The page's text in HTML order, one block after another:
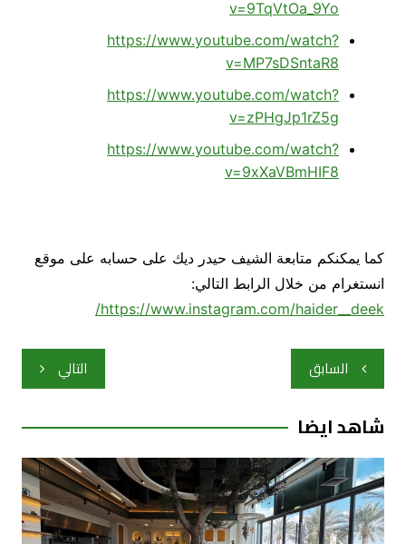
v=9TqVtOa_9Yo
https://www.youtube.com/watch?
v=MP7sDSntaR8
https://www.youtube.com/watch?
v=zPHgJp1rZ5g
https://www.youtube.com/watch?
v=9xXaVBmHIF8
كما يمكنكم متابعة الشيف حيدر ديك على حسابه على موقع
انستغرام من خلال الرابط التالي:
https://www.instagram.com/haider__deek/
تصفّح
المقالات
السابق التالي
شاهد ايضا